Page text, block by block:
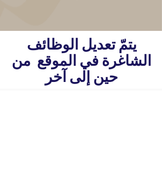
يتمّ تعديل الوظائف
الشاغرة في الموقع من
حين إلى آخر